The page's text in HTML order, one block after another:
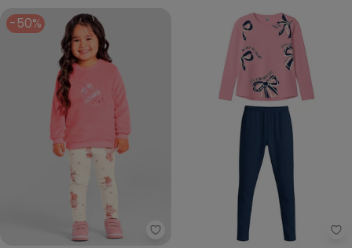
-50%
Mundi - Conjunto Infantil